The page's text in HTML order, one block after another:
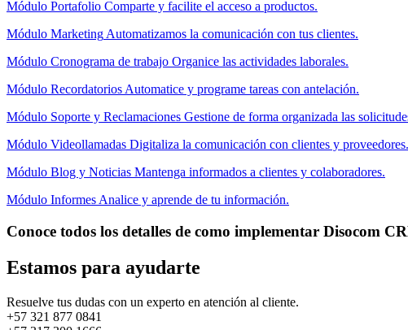
Módulo Portafolio Comparte y facilite el acceso a productos.
Módulo Marketing Automatizamos la comunicación con tus clientes.
Módulo Cronograma de trabajo Organice las actividades laborales.
Módulo Recordatorios Automatice y programe tareas con antelación.
Módulo Soporte y Reclamaciones Gestione de forma organizada las
Módulo Videollamadas Digitaliza la comunicación con clientes y proveedores.
Módulo Blog y Noticias Mantenga informados a clientes y colaboradores.
Módulo Informes Analice y aprende de tu información.
Conoce todos los detalles de como implementar Disocom
Estamos para ayudarte
Resuelve tus dudas con un experto en atención al cliente.
+57 321 877 0841